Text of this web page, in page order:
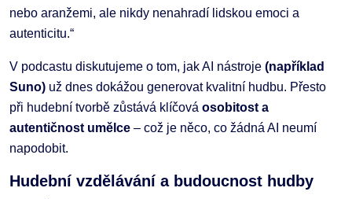
nebo aranžemi, ale nikdy nenahradí lidskou emoci a
autenticitu.“
V podcastu diskutujeme o tom, jak AI nástroje (například
Suno) už dnes dokážou generovat kvalitní hudbu. Přesto
při hudební tvorbě zůstává klíčová osobitost a
autentičnost umělce – což je něco, co žádná AI neumí
napodobit.
Hudební vzdělávání a budoucnost hudby